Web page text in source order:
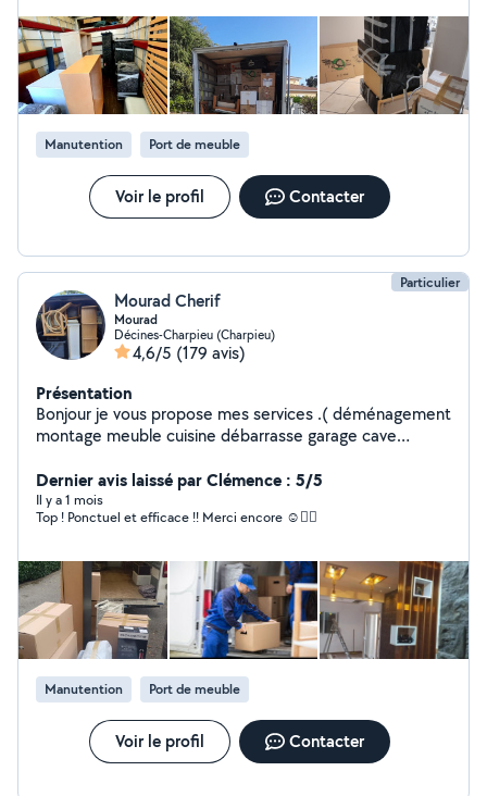
merci encore
Manutention Port de meuble
Voir le profil Contacter
Particulier
Mourad Cherif
Mourad
Décines-Charpieu (Charpieu)
4,6/5 (179 avis)
Présentation
Bonjour je vous propose mes services .( déménagement
montage meuble cuisine débarrasse garage cave
24/24 h vous pouvez me joindre à n'importe quel
moment.
Dernier avis laissé par Clémence : 5/5
Il y a 1 mois
Top ! Ponctuel et efficace !! Merci encore ☺️👍🏻
Manutention Port de meuble
Voir le profil Contacter